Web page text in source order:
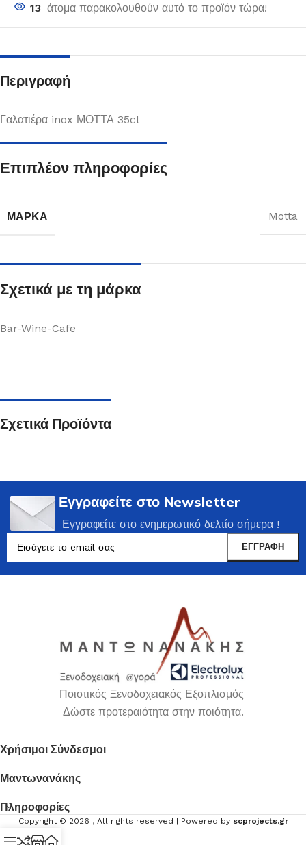
13 άτομα παρακολουθούν αυτό το προϊόν τώρα!
Περιγραφή
Γαλατιέρα inox ΜΟΤΤΑ 35cl
Επιπλέον πληροφορίες
ΜΆΡΚΑ Motta
Σχετικά με τη μάρκα
Bar-Wine-Cafe
Σχετικά Προϊόντα
Εγγραφείτε στο Newsletter
Εγγραφείτε στο ενημερωτικό δελτίο σήμερα !
Ποιοτικός Ξενοδοχειακός Εξοπλισμός
Δώστε προτεραιότητα στην ποιότητα.
Χρήσιμοι Σύνδεσμοι
Μαντωνανάκης
Πληροφορίες
Copyright © 2026 , All rights reserved | Powered by scprojects.gr